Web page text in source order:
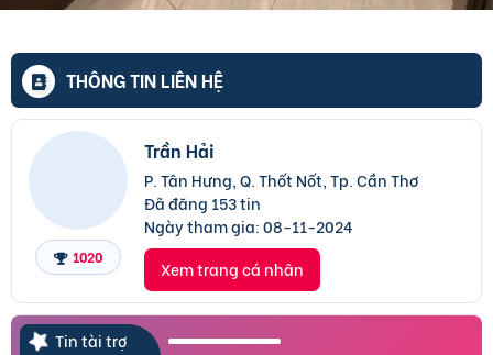
THÔNG TIN LIÊN HỆ
1020
Trần Hải
P. Tân Hưng, Q. Thốt Nốt, Tp. Cần Thơ
Đã đăng 153 tin
Ngày tham gia:08-11-2024
Xem trang cá nhân
Tin tài trợ